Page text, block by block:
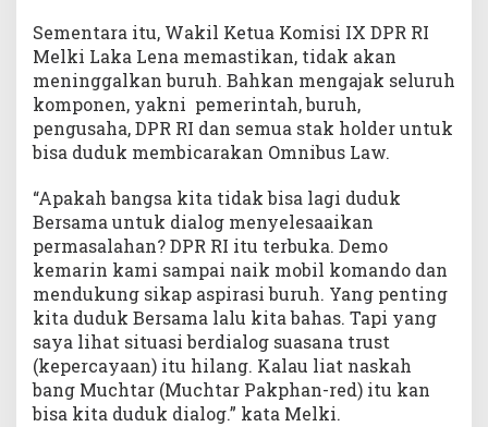
Sementara itu, Wakil Ketua Komisi IX DPR RI
Melki Laka Lena memastikan, tidak akan
meninggalkan buruh. Bahkan mengajak seluruh
komponen, yakni pemerintah, buruh,
pengusaha, DPR RI dan semua stak holder untuk
bisa duduk membicarakan Omnibus Law.
“Apakah bangsa kita tidak bisa lagi duduk
Bersama untuk dialog menyelesaaikan
permasalahan? DPR RI itu terbuka. Demo
kemarin kami sampai naik mobil komando dan
mendukung sikap aspirasi buruh. Yang penting
kita duduk Bersama lalu kita bahas. Tapi yang
saya lihat situasi berdialog suasana trust
(kepercayaan) itu hilang. Kalau liat naskah
bang Muchtar (Muchtar Pakphan-red) itu kan
bisa kita duduk dialog.” kata Melki.